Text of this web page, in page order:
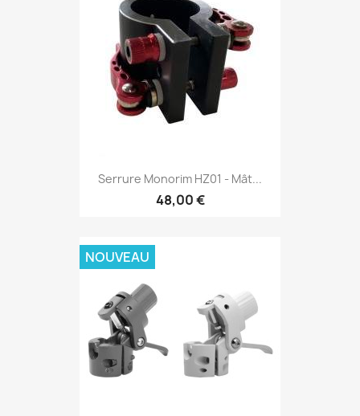
Serrure Monorim HZ01 - Mât...
48,00 €
NOUVEAU